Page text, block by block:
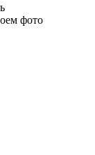
фото